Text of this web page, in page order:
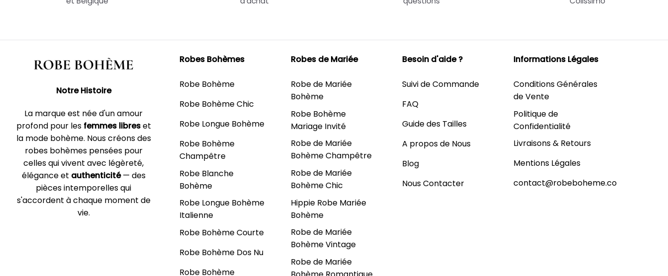
Notre Histoire
La marque est née d'un amour
profond pour les femmes libreset
la mode bohème. Nous créons des
robes bohèmes pensées pour
celles qui vivent avec légèreté,
élégance et authenticité— des
pièces intemporelles qui
s'accordent à chaque moment de
vie.
Robes Bohèmes
Robe Bohème
Robe Bohème Chic
Robe Longue Bohème
Robe Bohème
Champêtre
Robe Blanche
Bohème
Robe Longue Bohème
Italienne
Robe Bohème Courte
Robe Bohème Dos Nu
Robe Bohème
Robes de Mariée
Robe de Mariée
Bohème
Robe Bohème
Mariage Invité
Robe de Mariée
Bohème Champêtre
Robe de Mariée
Bohème Chic
Hippie Robe Mariée
Bohème
Robe de Mariée
Bohème Vintage
Robe de Mariée
Besoin d'aide ?
Suivi de Commande
FAQ
Guide des Tailles
A propos de Nous
Blog
Nous Contacter
Informations Légales
Conditions Générales
de Vente
Politique de
Confidentialité
Livraisons & Retours
Mentions Légales
contact@robeboheme.co